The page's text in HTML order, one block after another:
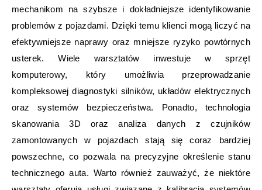
mechanikom na szybsze i dokładniejsze identyfikowanie
problemów z pojazdami. Dzięki temu klienci mogą liczyć na
efektywniejsze naprawy oraz mniejsze ryzyko powtórnych
usterek. Wiele warsztatów inwestuje w sprzęt
komputerowy, który umożliwia przeprowadzanie
kompleksowej diagnostyki silników, układów elektrycznych
oraz systemów bezpieczeństwa. Ponadto, technologia
skanowania 3D oraz analiza danych z czujników
zamontowanych w pojazdach stają się coraz bardziej
powszechne, co pozwala na precyzyjne określenie stanu
technicznego auta. Warto również zauważyć, że niektóre